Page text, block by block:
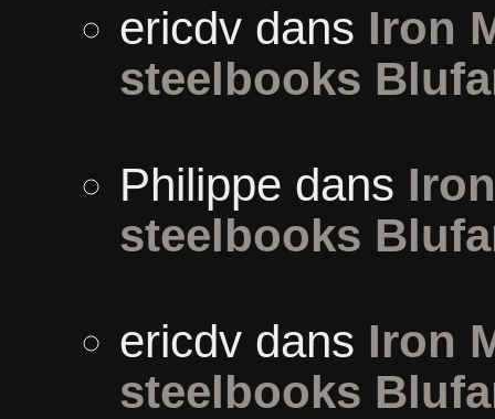
ericdvdans Iron
steelbooks
Philippe dans
steelbooks
ericdvdans Iron
steelbooks